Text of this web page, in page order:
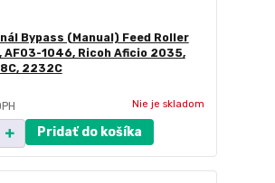
Bypass (Manual) Feed Roller
AF03-1046, Ricoh Aficio 2035,
2232C
Nie je skladom
Pridať do košíka